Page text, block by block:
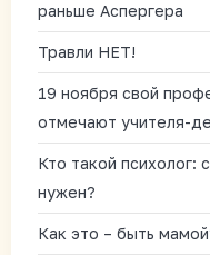
раньше Аспергера
Травли НЕТ!
19 ноября свой
отмечают учителя-
Кто такой психолог:
нужен?
Как это – быть